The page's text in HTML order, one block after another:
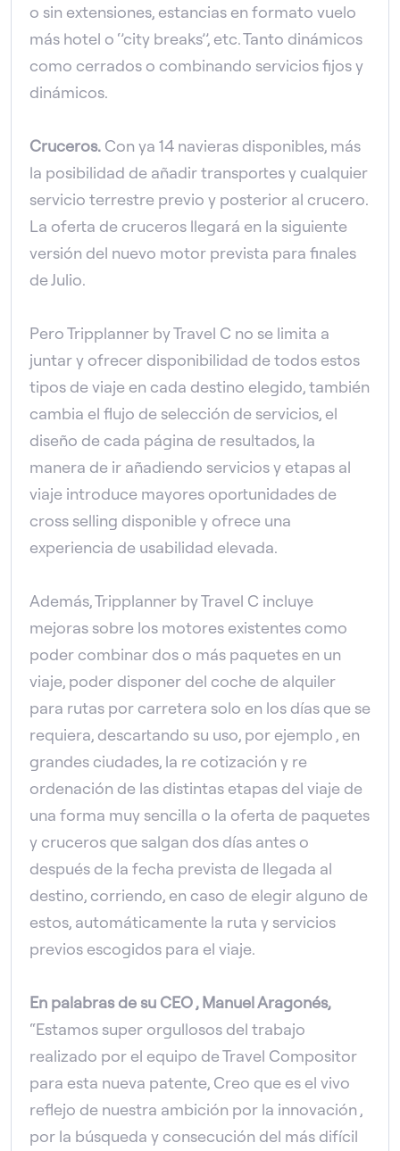
o sin extensiones, estancias en formato vuelo
más hotel o ‘’city breaks’’, etc. Tanto dinámicos
como cerrados o combinando servicios fijos y
dinámicos.
Cruceros. Con ya 14 navieras disponibles, más
la posibilidad de añadir transportes y cualquier
servicio terrestre previo y posterior al crucero.
La oferta de cruceros llegará en la siguiente
versión del nuevo motor prevista para finales
de Julio.
Pero Tripplanner by Travel C no se limita a
juntar y ofrecer disponibilidad de todos estos
tipos de viaje en cada destino elegido, también
cambia el flujo de selección de servicios, el
diseño de cada página de resultados, la
manera de ir añadiendo servicios y etapas al
viaje introduce mayores oportunidades de
cross selling disponible y ofrece una
experiencia de usabilidad elevada.
Además, Tripplanner by Travel C incluye
mejoras sobre los motores existentes como
poder combinar dos o más paquetes en un
viaje, poder disponer del coche de alquiler
para rutas por carretera solo en los días que se
requiera, descartando su uso, por ejemplo , en
grandes ciudades, la re cotización y re
ordenación de las distintas etapas del viaje de
una forma muy sencilla o la oferta de paquetes
y cruceros que salgan dos días antes o
después de la fecha prevista de llegada al
destino, corriendo, en caso de elegir alguno de
estos, automáticamente la ruta y servicios
previos escogidos para el viaje.
En palabras de su CEO , Manuel Aragonés,
“Estamos super orgullosos del trabajo
realizado por el equipo de Travel Compositor
para esta nueva patente, Creo que es el vivo
reflejo de nuestra ambición por la innovación ,
por la búsqueda y consecución del más difícil